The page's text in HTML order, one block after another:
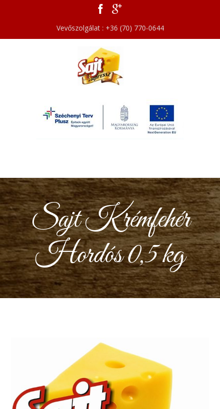
Vevőszolgálat : +36 (70) 770-0644
Sajt Krémfehér
Hordós 0,5 kg